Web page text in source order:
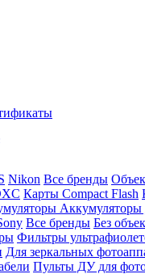
Nikon Все бренды
Карты Compact Flash
Аккумуляторы
Все бренды Без
Фильтры
Для зеркальных
Пульты ДУ для